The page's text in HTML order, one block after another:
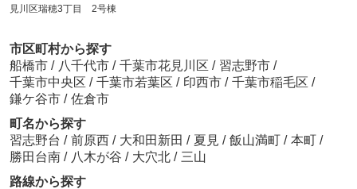
見川区瑞穂3丁目 2号棟
市区町村から探す
船橋市 / 八千代市 / 千葉市花見川区 / 習志野市 /
千葉市中央区 / 千葉市若葉区 / 印西市 / 千葉市稲毛区 /
鎌ケ谷市 / 佐倉市
町名から探す
習志野台 / 前原西 / 大和田新田 / 夏見 / 飯山満町 / 本町 /
勝田台南 / 八木が谷 / 大穴北 / 三山
路線から探す